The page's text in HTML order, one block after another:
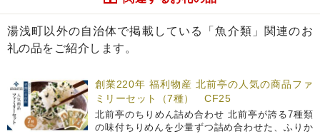
湯浅町以外の自治体で掲載している「魚介類」関連のお
礼の品をご紹介します。
創業220年 福利物産 北前亭の人気の商品ファ
ミリーセット（7種） CF25
北前亭のちりめん詰め合わせ 北前亭が誇る7種類
の味付ちりめんを少量ずつ詰め合わせた、ふりか